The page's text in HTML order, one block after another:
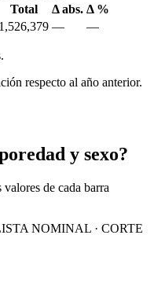
Total Δ abs. Δ %
1,526,379 — —
respecto al año anterior.
edad y sexo?
de cada barra
NOMINAL · CORTE